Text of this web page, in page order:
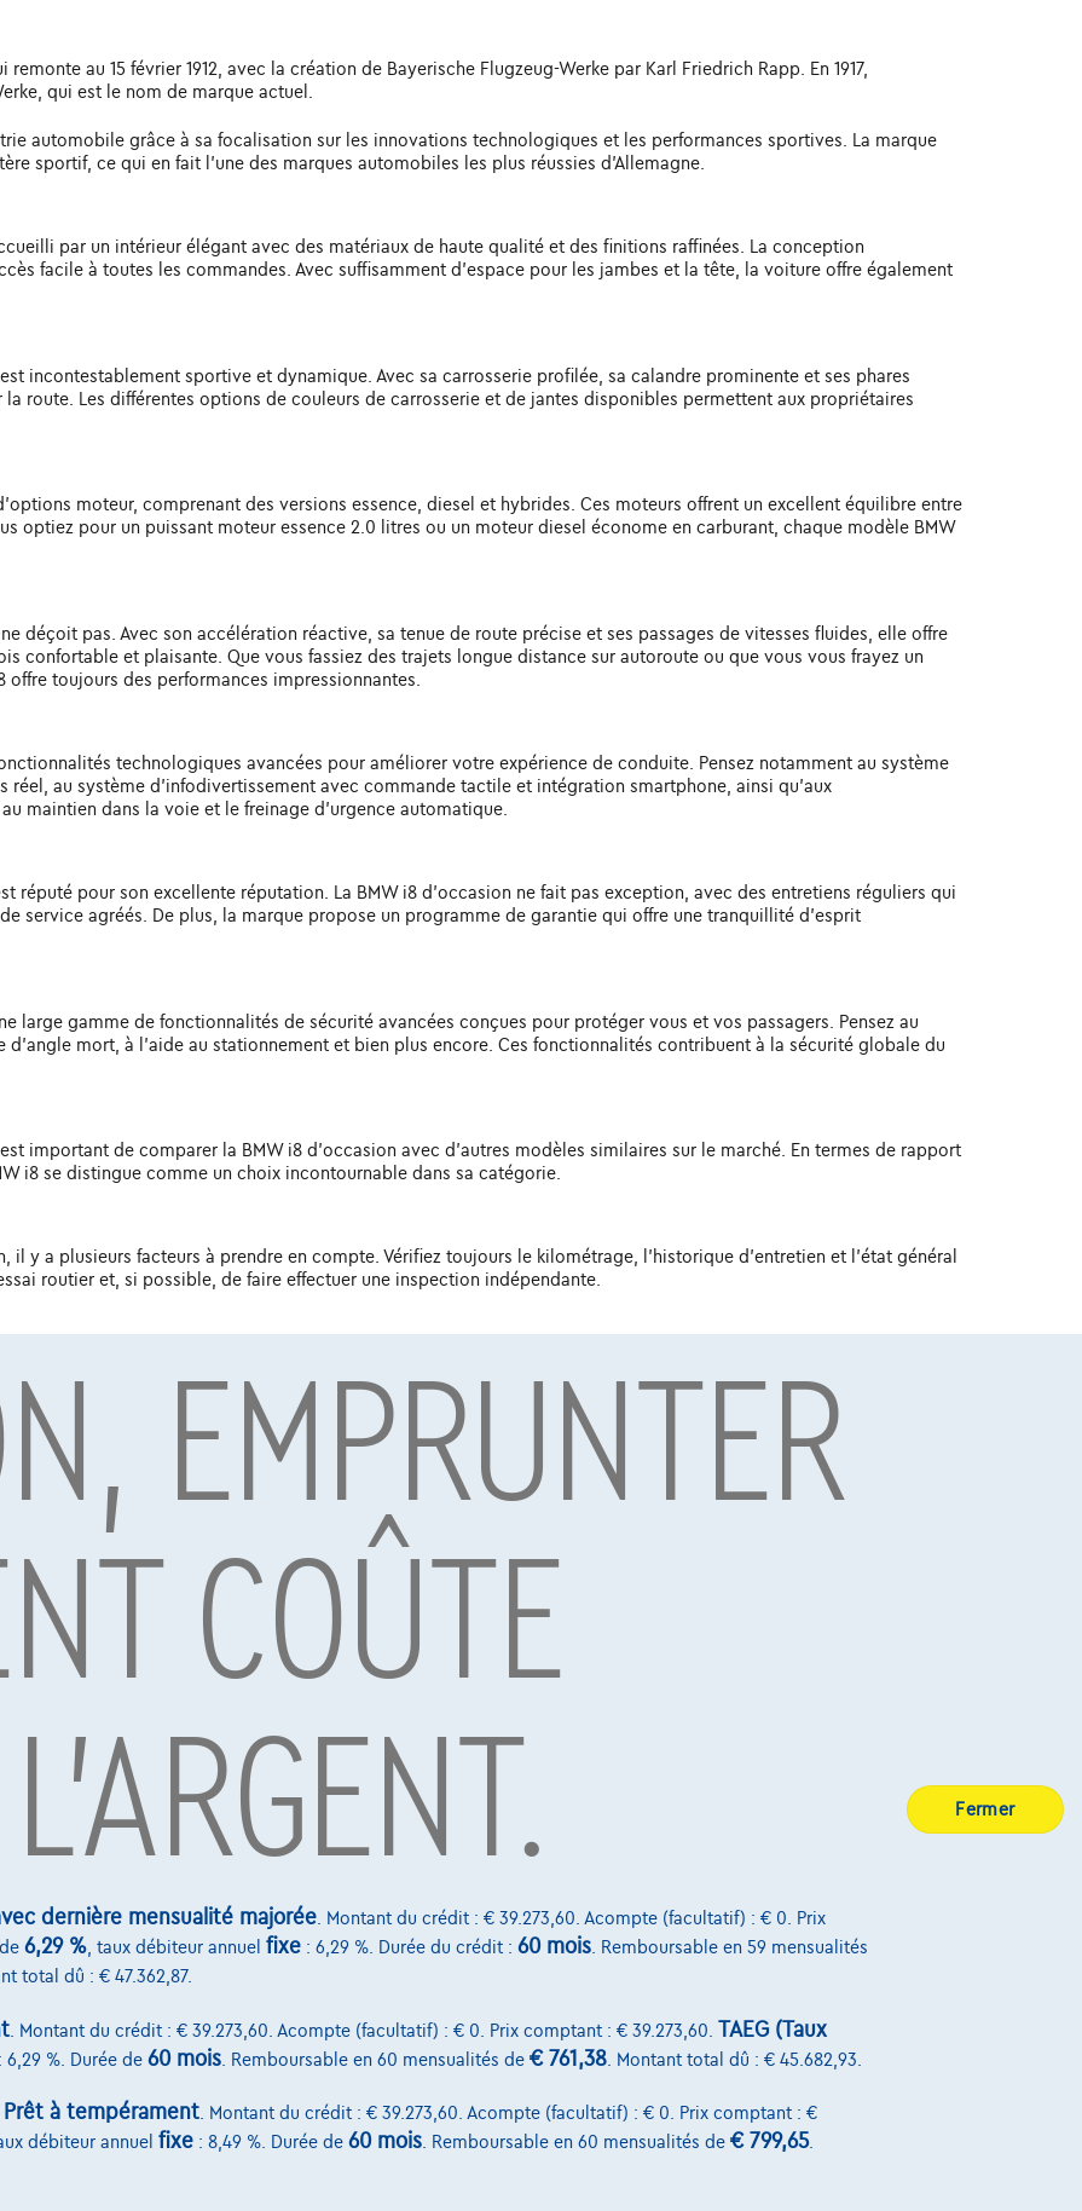
au 15 février 1912, avec la création de Bayerische Flugzeug-Werke par Karl Friedrich Rapp. En 1917,
qui est le nom de marque actuel.
automobile grâce à sa focalisation sur les innovations technologiques et les performances sportives. La marque
sportif, ce qui en fait l'une des marques automobiles les plus réussies d'Allemagne.
par un intérieur élégant avec des matériaux de haute qualité et des finitions raffinées. La conception
facile à toutes les commandes. Avec suffisamment d'espace pour les jambes et la tête, la voiture offre également
incontestablement sportive et dynamique. Avec sa carrosserie profilée, sa calandre prominente et ses phares
route. Les différentes options de couleurs de carrosserie et de jantes disponibles permettent aux propriétaires
moteur, comprenant des versions essence, diesel et hybrides. Ces moteurs offrent un excellent équilibre entre
optiez pour un puissant moteur essence 2.0 litres ou un moteur diesel économe en carburant, chaque modèle BMW
déçoit pas. Avec son accélération réactive, sa tenue de route précise et ses passages de vitesses fluides, elle offre
confortable et plaisante. Que vous fassiez des trajets longue distance sur autoroute ou que vous vous frayez un
toujours des performances impressionnantes.
technologiques avancées pour améliorer votre expérience de conduite. Pensez notamment au système
réel, au système d'infodivertissement avec commande tactile et intégration smartphone, ainsi qu'aux
maintien dans la voie et le freinage d'urgence automatique.
réputé pour son excellente réputation. La BMW i8 d'occasion ne fait pas exception, avec des entretiens réguliers qui
service agréés. De plus, la marque propose un programme de garantie qui offre une tranquillité d'esprit
large gamme de fonctionnalités de sécurité avancées conçues pour protéger vous et vos passagers. Pensez au
mort, à l'aide au stationnement et bien plus encore. Ces fonctionnalités contribuent à la sécurité globale du
important de comparer la BMW i8 d'occasion avec d'autres modèles similaires sur le marché. En termes de rapport
i8 se distingue comme un choix incontournable dans sa catégorie.
il y a plusieurs facteurs à prendre en compte. Vérifiez toujours le kilométrage, l'historique d'entretien et l'état général
routier et, si possible, de faire effectuer une inspection indépendante.
tandis que les modèles plus récents avec moins de kilomètres auront des étiquettes de prix plus élevées.
l'avenir semble prometteur pour la marque. BMW continuera d'innover et de mettre à niveau pour répondre aux
très probable que les futures versions de la BMW i8 d'occasion seront encore plus avancées en termes de
style, performances et confort, alors la BMW i8 est certainement un modèle à considérer. Avec son design
avancée, cette voiture élèvera votre expérience de conduite à un niveau supérieur. Que vous recherchiez une
conduite sportive, la BMW i8 d'occasion répondra à toutes vos attentes. Curieux de découvrir d'autres modèles
l'avance
BMW X1etBMW X2.
Alpha Credit s.a., prêteur, Montagne du Parc 8/3, 1000 Bruxelles, TVA BE 0445.781.316, RPM Bruxelles. Adverteerder: TCS
II 4, B12, 1000 Brussel, BTW BE 1003.765.106, BE93 0019 6639 0767, RPM Brussel.
EMPRUNTER
COÛTE
dernière mensualité majorée . Montant du crédit : € 39.273,60. Acompte (facultatif) : € 0. Prix
de 6,29 % , taux débiteur annuel fixe : 6,29 %. Durée du crédit : 60 mois . Remboursable en 59 mensualités
total dû : € 47.362,87.
. Montant du crédit : € 39.273,60. Acompte (facultatif) : € 0. Prix comptant : € 39.273,60. TAEG (Taux
: 6,29 %. Durée de 60 mois . Remboursable en 60 mensualités de € 761,38 . Montant total dû : € 45.682,93.
Prêt à tempérament. Montant du crédit : € 39.273,60. Acompte (facultatif) : € 0. Prix comptant : €
débiteur annuel fixe : 8,49 %. Durée de 60 mois. Remboursable en 60 mensualités de € 799,65.
Fermer